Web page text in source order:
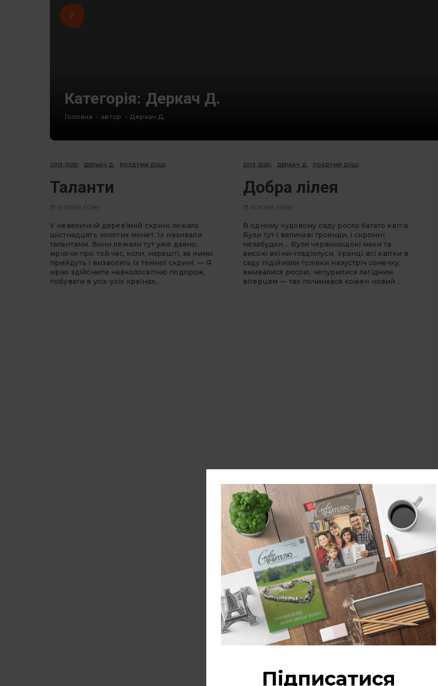
2
Категорія: Деркач Д.
Головна автор Деркач Д.
2013-3(25) ДЕРКАЧ Д. РОЗДУМИ ДУШІ
Таланти
13 РОКІВ ТОМУ
У невеличкій дерев’яній скрині лежало
шістнадцять золотих монет. Їх називали
талантами. Вони лежали тут уже давно,
мріючи про той час, коли, нарешті, за ними
прийдуть і визволять із темної скрині. — Я
мрію здійснити навколосвітню подорож,
побува­ти в усіх-усіх країнах,…
2013-3(25) ДЕРКАЧ Д. РОЗДУМИ ДУШІ
Добра лілея
13 РОКІВ ТОМУ
В одному чудовому саду росло багато квітів.
Були тут і величаві троянди, і скромні
незабудки… Були черво­нощокі маки та
високі воїни-гладіолуси. Уранці всі квітки в
саду підіймали голівки назустріч сонечку,
вмивалися росою, чепурилися лагідним
вітер­цем — так починався кожен новий…